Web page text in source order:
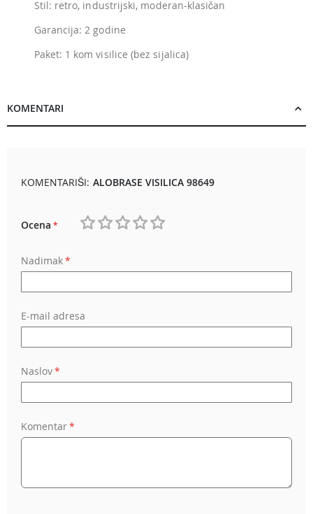
Stil: retro, industrijski, moderan-klasičan
Garancija: 2 godine
Paket: 1 kom visilice (bez sijalica)
KOMENTARI
KOMENTARIŠI: ALOBRASE VISILICA 98649
Ocena
Nadimak
E-mail adresa
Naslov
Komentar